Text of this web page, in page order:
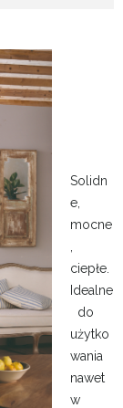
Solidn
e,
mocne
ciepłe.
Idealne
do
użytko
wania
nawet
w